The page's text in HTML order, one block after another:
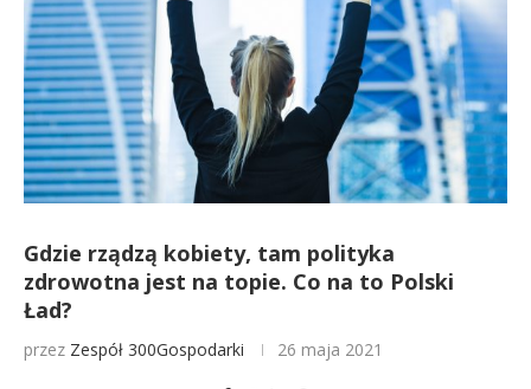
Gdzie rządzą kobiety, tam polityka
zdrowotna jest na topie. Co na to Polski
Ład?
przez Zespół 300Gospodarki 26 maja 2021